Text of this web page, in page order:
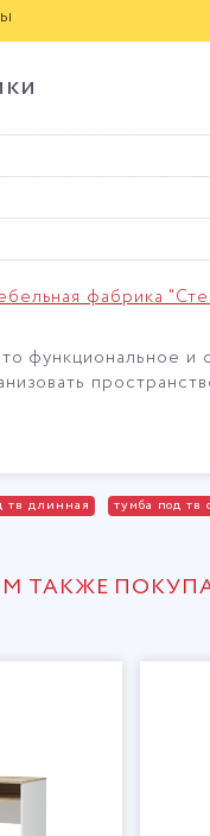
фабрика
функциональное и
тв длинная тумба под тв
ТАКЖЕ